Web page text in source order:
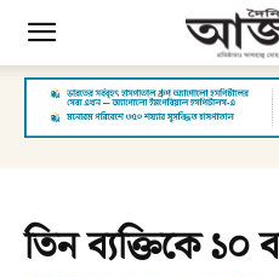
তিন ব্যক্তিকে ১০